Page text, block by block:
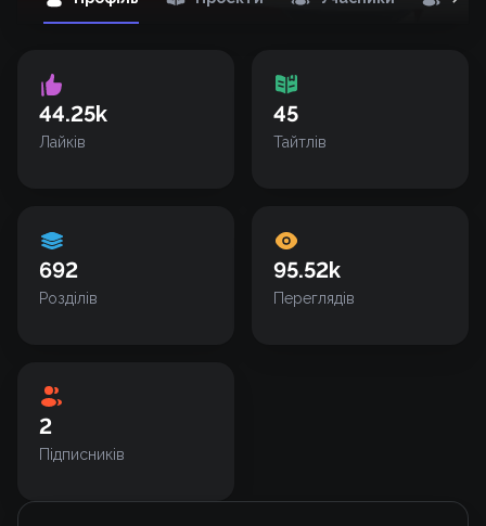
44.25k
Лайків
45
Тайтлів
692
Розділів
95.52k
Переглядів
2
Підписників